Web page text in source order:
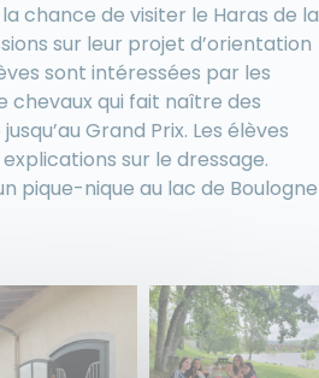
chance de visiter le Haras de la
sur leur projet d’orientation
sont intéressées par les
chevaux qui fait naître des
Grand Prix. Les élèves
sur le dressage.
pique-nique au lac de Boulogne